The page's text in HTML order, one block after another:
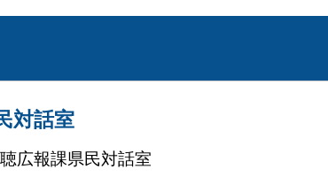
対話室
広報課県民対話室